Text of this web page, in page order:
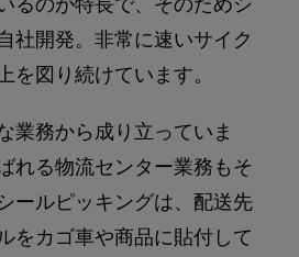
社開発。非常に速いサイク
を図り続けています。
業務から成り立っていま
れる物流センター業務もそ
ールピッキングは、配送先
をカゴ車や商品に貼付して